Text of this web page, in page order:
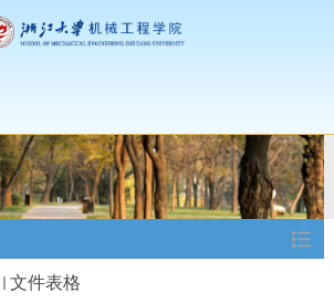
文件表格